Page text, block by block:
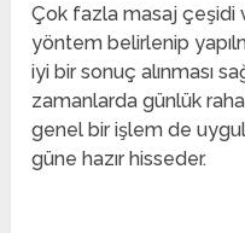
Çok fazla masaj çeşidi
yöntem belirlenip
iyi bir sonuç alınması
zamanlarda günlük
genel bir işlem de
güne hazır hisseder.